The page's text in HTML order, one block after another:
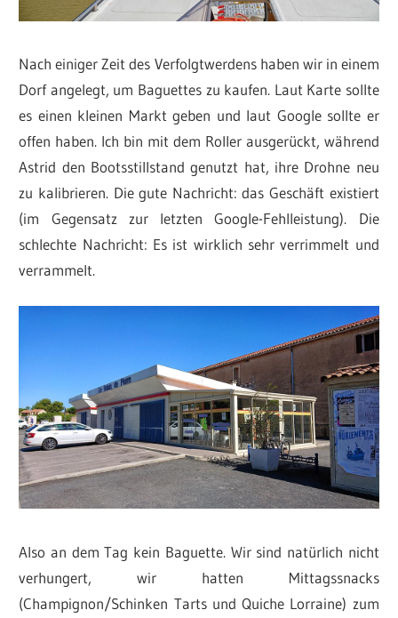
Nach einiger Zeit des Verfolgtwerdens haben wir in einem
Dorf angelegt, um Baguettes zu kaufen. Laut Karte sollte
es einen kleinen Markt geben und laut Google sollte er
offen haben. Ich bin mit dem Roller ausgerückt, während
Astrid den Bootsstillstand genutzt hat, ihre Drohne neu
zu kalibrieren. Die gute Nachricht: das Geschäft existiert
(im Gegensatz zur letzten Google-Fehlleistung). Die
schlechte Nachricht: Es ist wirklich sehr verrimmelt und
verrammelt.
Also an dem Tag kein Baguette. Wir sind natürlich nicht
verhungert, wir hatten Mittagssnacks
(Champignon/Schinken Tarts und Quiche Lorraine) zum